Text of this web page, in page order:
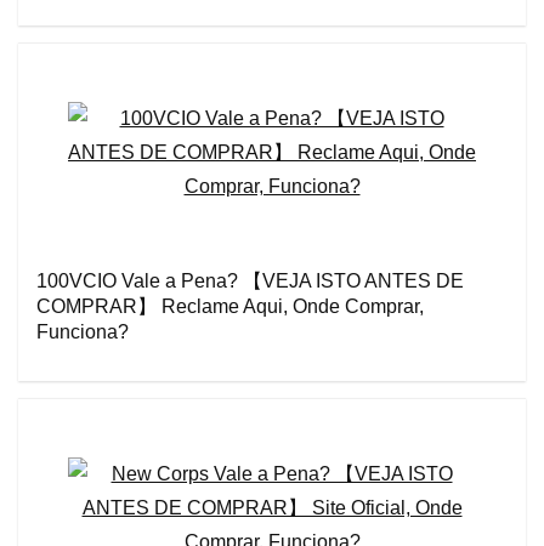
100VCIO Vale a Pena? 【VEJA ISTO ANTES DE
COMPRAR】 Reclame Aqui, Onde Comprar,
Funciona?